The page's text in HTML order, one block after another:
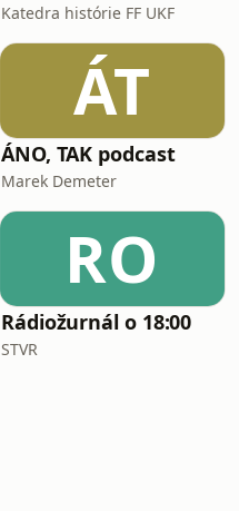
Katedra histórie FF UKF
ÁT
ÁNO, TAK podcast
Marek Demeter
RO
Rádiožurnál o 18:00
STVR